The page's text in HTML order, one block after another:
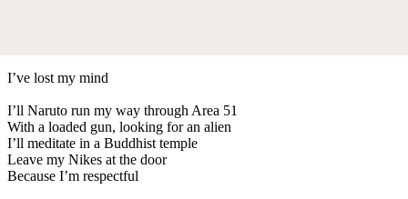
I’ve lost my mind
I’ll Naruto run my way through Area 51
With a loaded gun, looking for an alien
I’ll meditate in a Buddhist temple
Leave my Nikes at the door
Because I’m respectful